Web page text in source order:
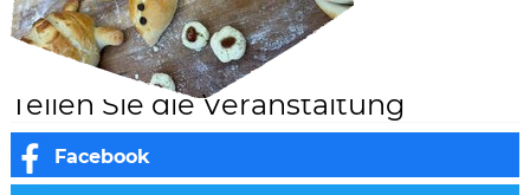
Teilen Sie die Veranstaltung